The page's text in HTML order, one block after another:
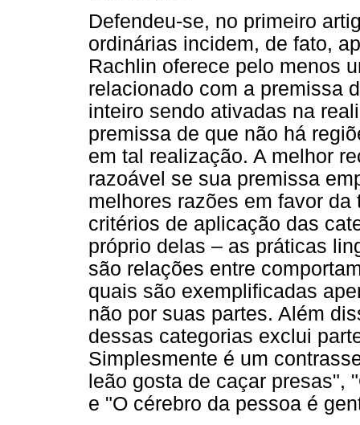
Defendeu-se, no primeiro
ordinárias incidem, de fato,
Rachlin oferece pelo menos
relacionado com a premissa
inteiro sendo ativadas na
premissa de que não há
em tal realização. A melhor
razoável se sua premissa
melhores razões em favor
critérios de aplicação das
próprio delas – as práticas
são relações entre
quais são exemplificadas
não por suas partes. Além
dessas categorias exclui
Simplesmente é um
leão gosta de caçar presas",
e "O cérebro da pessoa é